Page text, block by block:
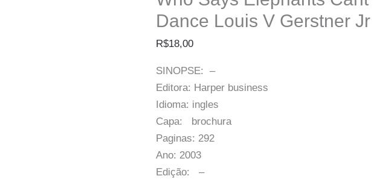
Dance Louis V Gerstner Jr
R$18,00
SINOPSE: –
Editora: Harper business
Idioma: ingles
Capa: brochura
Paginas: 292
Ano: 2003
Edição: –